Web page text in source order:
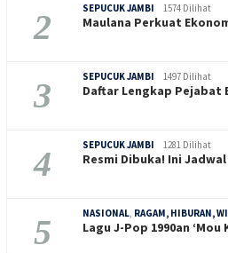
2 SEPUCUK JAMBI 1574 Dilihat
Maulana Perkuat
3 SEPUCUK JAMBI 1497 Dilihat
Daftar Lengkap
4 SEPUCUK JAMBI 1281 Dilihat
Resmi Dibuka! Ini
5 NASIONAL RAGAM, HIBURAN,
Lagu J-Pop 1990an